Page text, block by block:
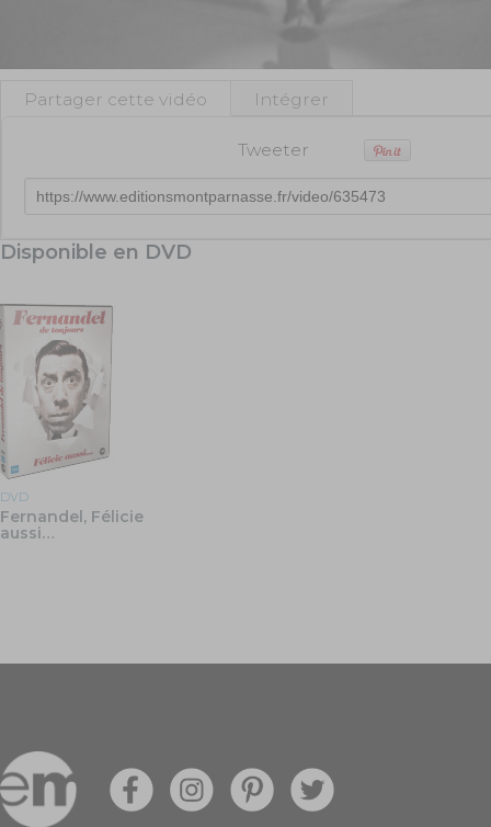
Partager cette vidéo Intégrer
Tweeter
Disponible en DVD
DVD
Fernandel, Félicie
aussi…